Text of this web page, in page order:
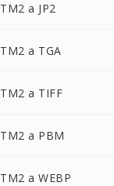
TM2 a JP2
TM2 a TGA
TM2 a TIFF
TM2 a PBM
TM2 a WEBP